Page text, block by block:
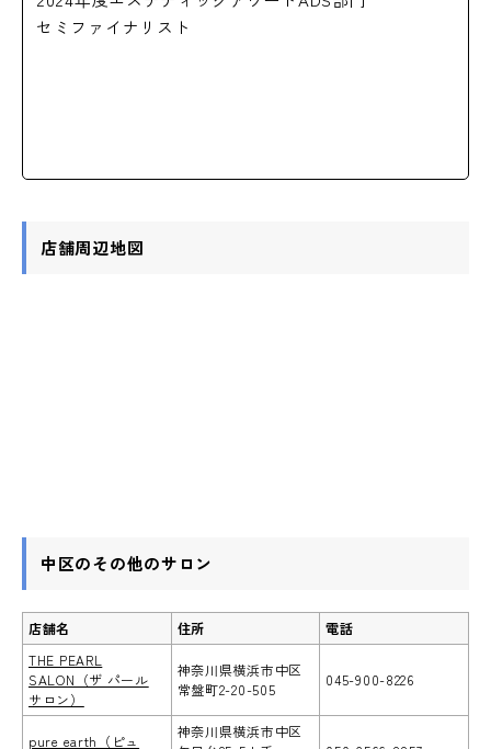
セミファイナリスト
店舗周辺地図
中区のその他のサロン
店舗名 住所
電話
THE PEARL
SALON（ザ パール
サロン）
神奈川県横浜市中区
常盤町2-20-505
045-900-8226
pure earth（ピュ
神奈川県横浜市中区